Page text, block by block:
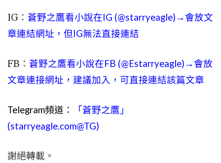
IG： 蒼野之鷹看小說在IG (@starryeagle)→會放文
章連結網址，但IG無法直接連結
FB： 蒼野之鷹看小說在FB (@Estarryeagle)→會放
文章連接網址，建議加入，可直接連結該篇文章
Telegram頻道：
「蒼野之鷹」
(starryeagle.com@TG)
謝絕轉載。